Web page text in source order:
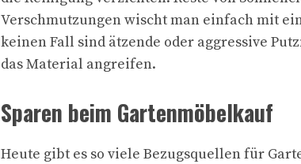
Verschmutzungen wischt man einfach mit
keinen Fall sind ätzende oder aggressive
das Material angreifen.
Sparen beim Gartenmöbelkauf
Heute gibt es so viele Bezugsquellen für